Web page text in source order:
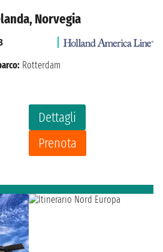
Norvegia
Dettagli
Prenota
Rotterdam